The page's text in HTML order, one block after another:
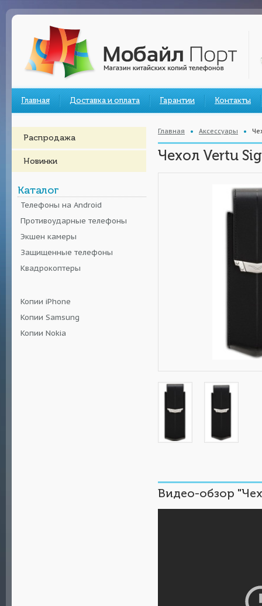
Главная Доставка и оплата Гарантии Контакты
Распродажа
Новинки
Каталог
Телефоны на Android
Противоударные телефоны
Экшен камеры
Защищенные телефоны
Квадрокоптеры
Копии iPhone
Копии Samsung
Копии Nokia
Главная Аксессуары
Чехол Vertu
Видео-обзор